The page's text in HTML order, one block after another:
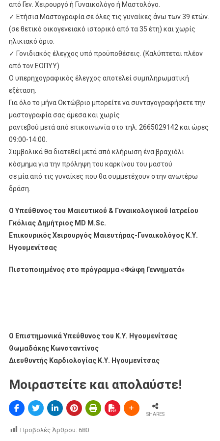
από Γεν. Χειρουργό ή Γυναικολόγο ή Μαστολόγο.
✓ Ετήσια Μαστογραφία σε όλες τις γυναίκες άνω των 39 ετών.
(σε θετικό οικογενειακό ιστορικό από τα 35 έτη) και χωρίς
ηλικιακό όριο.
✓ Γονιδιακός έλεγχος υπό προϋποθέσεις. (Καλύπτεται πλέον
από τον ΕΟΠΥΥ)
Ο υπερηχογραφικός έλεγχος αποτελεί συμπληρωματική
εξέταση.
Για όλο το μήνα Οκτώβριο μπορείτε να συνταγογραφήσετε την
μαστογραφία σας άμεσα και χωρίς
ραντεβού μετά από επικοινωνία στο τηλ: 2665029142 και ώρες
09:00-14:00.
Συμβολικά θα διατεθεί μετά από κλήρωση ένα βραχιόλι
κόσμημα για την πρόληψη του καρκίνου του μαστού
σε μία από τις γυναίκες που θα συμμετέχουν στην ανωτέρω
δράση.
Ο Υπεύθυνος του Μαιευτικού & Γυναικολογικού Ιατρείου
Γκόλιας Δημήτριος MD M.Sc.
Επικουρικός Χειρουργός Μαιευτήρας-Γυναικολόγος Κ.Υ.
Ηγουμενίτσας
Πιστοποιημένος στο πρόγραμμα «Φώφη Γεννηματά»
Ο Επιστημονικά Υπεύθυνος του Κ.Υ. Ηγουμενίτσας
Θωμαδάκης Κωνσταντίνος
Διευθυντής Καρδιολογίας Κ.Υ. Ηγουμενίτσας
Μοιραστείτε και απολαύστε!
SHARES
Προβολές Άρθρου: 680